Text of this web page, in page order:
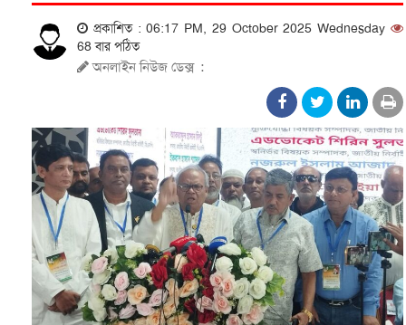
প্রকাশিত : 06:17 PM, 29 October 2025 Wednesday
68 বার পঠিত
অনলাইন নিউজ ডেক্স :